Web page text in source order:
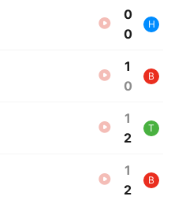
0
0
H
1
0
B
1
2
T
1
2
B